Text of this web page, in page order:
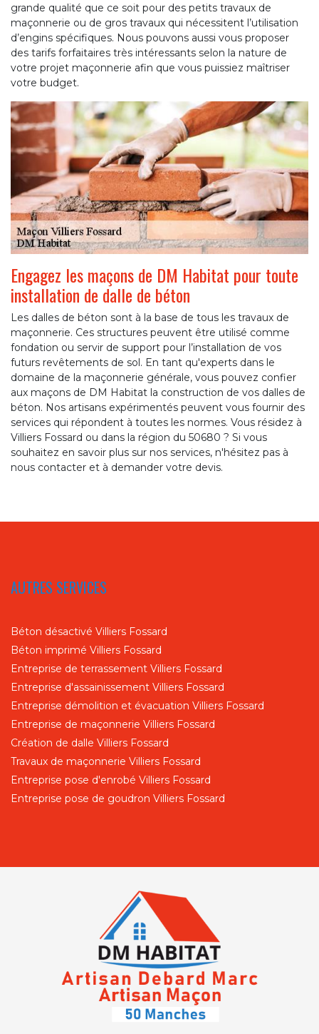
grande qualité que ce soit pour des petits travaux de
maçonnerie ou de gros travaux qui nécessitent l’utilisation
d’engins spécifiques. Nous pouvons aussi vous proposer
des tarifs forfaitaires très intéressants selon la nature de
votre projet maçonnerie afin que vous puissiez maîtriser
votre budget.
Engagez les maçons de DM Habitat pour toute
installation de dalle de béton
Les dalles de béton sont à la base de tous les travaux de
maçonnerie. Ces structures peuvent être utilisé comme
fondation ou servir de support pour l’installation de vos
futurs revêtements de sol. En tant qu'experts dans le
domaine de la maçonnerie générale, vous pouvez confier
aux maçons de DM Habitat la construction de vos dalles de
béton. Nos artisans expérimentés peuvent vous fournir des
services qui répondent à toutes les normes. Vous résidez à
Villiers Fossard ou dans la région du 50680 ? Si vous
souhaitez en savoir plus sur nos services, n'hésitez pas à
nous contacter et à demander votre devis.
AUTRES SERVICES
Béton désactivé Villiers Fossard
Béton imprimé Villiers Fossard
Entreprise de terrassement Villiers Fossard
Entreprise d'assainissement Villiers Fossard
Entreprise démolition et évacuation Villiers Fossard
Entreprise de maçonnerie Villiers Fossard
Création de dalle Villiers Fossard
Travaux de maçonnerie Villiers Fossard
Entreprise pose d'enrobé Villiers Fossard
Entreprise pose de goudron Villiers Fossard